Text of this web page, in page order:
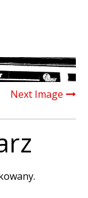
Next Image